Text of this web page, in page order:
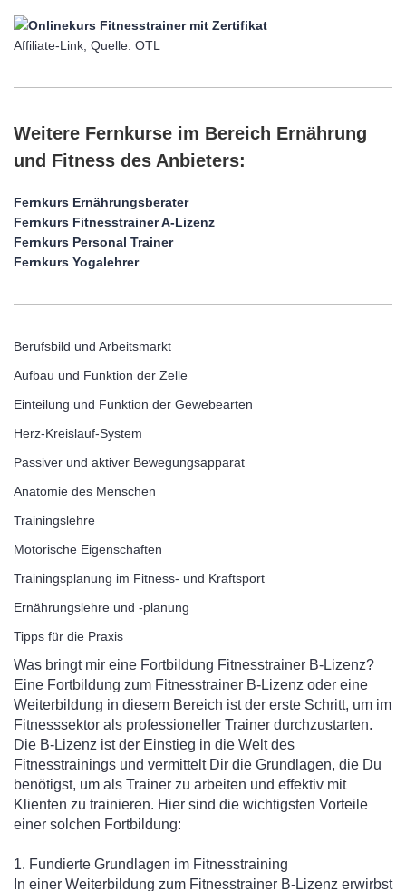
Affiliate-Link; Quelle: OTL
Weitere Fernkurse im Bereich Ernährung
und Fitness des Anbieters:
Fernkurs Ernährungsberater
Fernkurs Fitnesstrainer A-Lizenz
Fernkurs Personal Trainer
Fernkurs Yogalehrer
Berufsbild und Arbeitsmarkt
Aufbau und Funktion der Zelle
Einteilung und Funktion der Gewebearten
Herz-Kreislauf-System
Passiver und aktiver Bewegungsapparat
Anatomie des Menschen
Trainingslehre
Motorische Eigenschaften
Trainingsplanung im Fitness- und Kraftsport
Ernährungslehre und ‑planung
Tipps für die Praxis
Was bringt mir eine Fortbildung Fitnesstrainer B-Lizenz?
Eine Fortbildung zum Fitnesstrainer B-Lizenz oder eine
Weiterbildung in diesem Bereich ist der erste Schritt, um im
Fitnesssektor als professioneller Trainer durchzustarten.
Die B-Lizenz ist der Einstieg in die Welt des
Fitnesstrainings und vermittelt Dir die Grundlagen, die Du
benötigst, um als Trainer zu arbeiten und effektiv mit
Klienten zu trainieren. Hier sind die wichtigsten Vorteile
einer solchen Fortbildung:
1. Fundierte Grundlagen im Fitnesstraining
In einer Weiterbildung zum Fitnesstrainer B-Lizenz erwirbst